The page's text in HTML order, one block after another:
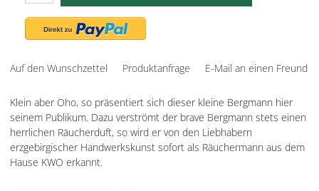
Auf den Wunschzettel Produktanfrage E-Mail an einen Freund
Klein aber Oho, so präsentiert sich dieser kleine Bergmann hier
seinem Publikum. Dazu verströmt der brave Bergmann stets einen
herrlichen Räucherduft, so wird er von den Liebhabern
erzgebirgischer Handwerkskunst sofort als Räuchermann aus dem
Hause KWO erkannt.